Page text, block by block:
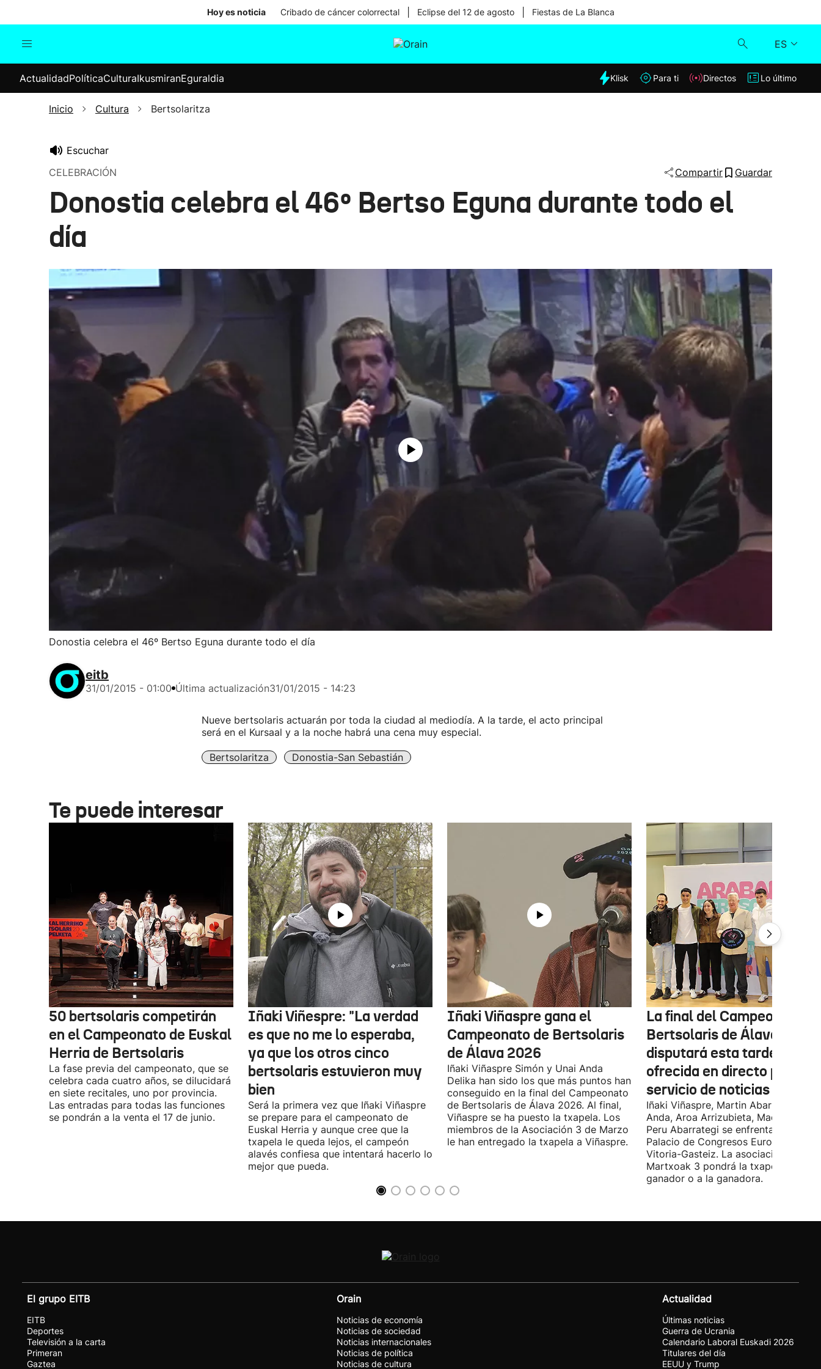
Hoy es noticia Cribado de cáncer colorrectal Eclipse del 12 de agosto Fiestas de La Blanca
ES
Internacional
Elecciones
Klisk
ActualidadPolíticaCulturaIkusmiranEguraldia Klisk Para ti Directos Lo último
Inicio Cultura Bertsolaritza
Escuchar
CELEBRACIÓN
Compartir Guardar
Donostia celebra el 46º Bertso Eguna durante todo el
día
Donostia celebra el 46º Bertso Eguna durante todo el día
eitb
31/01/2015 - 01:00 Última actualización31/01/2015 - 14:23
Nueve bertsolaris actuarán por toda la ciudad al mediodía. A la tarde, el acto principal
será en el Kursaal y a la noche habrá una cena muy especial.
Bertsolaritza Donostia-San Sebastián
Te puede interesar
50 bertsolaris competirán
en el Campeonato de Euskal
Herria de Bertsolaris
La fase previa del campeonato, que se
celebra cada cuatro años, se dilucidará
en siete recitales, uno por provincia.
Las entradas para todas las funciones
se pondrán a la venta el 17 de junio.
Iñaki Viñespre: "La verdad
es que no me lo esperaba,
ya que los otros cinco
bertsolaris estuvieron muy
bien
Será la primera vez que Iñaki Viñaspre
se prepare para el campeonato de
Euskal Herria y aunque cree que la
txapela le queda lejos, el campeón
alavés confiesa que intentará hacerlo lo
mejor que pueda.
Iñaki Viñaspre gana el
Campeonato de Bertsolaris
de Álava 2026
Iñaki Viñaspre Simón y Unai Anda
Delika han sido los que más puntos han
conseguido en la final del Campeonato
de Bertsolaris de Álava 2026. Al final,
Viñaspre se ha puesto la txapela. Los
miembros de la Asociación 3 de Marzo
le han entregado la txapela a Viñaspre.
La final del Campeonato de
Bertsolaris de Álava se
disputará esta tarde y será
ofrecida en directo por el
servicio de noticias ORAIN
Iñaki Viñaspre, Martin Abarrategi,
Anda, Aroa Arrizubieta, Maddi Agirre
Peru Abarrategi se enfrentarán en el
Palacio de Congresos Europa de
Vitoria-Gasteiz. La asociación
Martxoak 3 pondrá la txapela al
ganador o a la ganadora.
El grupo EITB
EITB
Deportes
Televisión a la carta
Primeran
Gaztea
Orain
Noticias de economía
Noticias de sociedad
Noticias internacionales
Noticias de política
Noticias de cultura
Actualidad
Últimas noticias
Guerra de Ucrania
Calendario Laboral Euskadi 2026
Titulares del día
EEUU y Trump